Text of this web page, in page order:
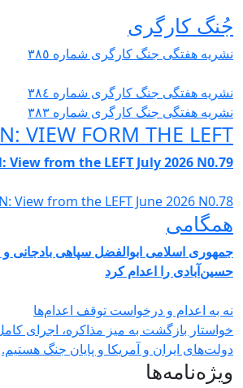
کارگری
هفتگی جنگ کارگری شمارە ٣٨٥
هفتگی جنگ کارگری شمارە ٣٨٤
هفتگی جنگ کارگری شمارە ٣٨٣
VIEW FORM THE
View from the LEFT July 2026
View from the LEFT June 2026
اسلامی ابوالفضل سپاهی بادجانی و
را اعدام کرد
به اعدام و درخواست توقف اعدام‌ها
بازگشت به میز مذاکره، اجرای کامل
ایران و آمریکا و پایان جنگ هستیم.